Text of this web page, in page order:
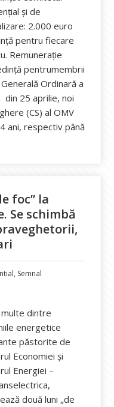
și de
2.000 euro
pentru fiecare
Remunerație
pentrumembrii
Ordinară a
din 25 aprilie, noi
(CS) al OMV
ani, respectiv până
Petrom se alege un nou
foc” la
Se schimbă
, Semnal
dintre
energetice
păstorite de
Economiei și
Energiei –
două luni „de